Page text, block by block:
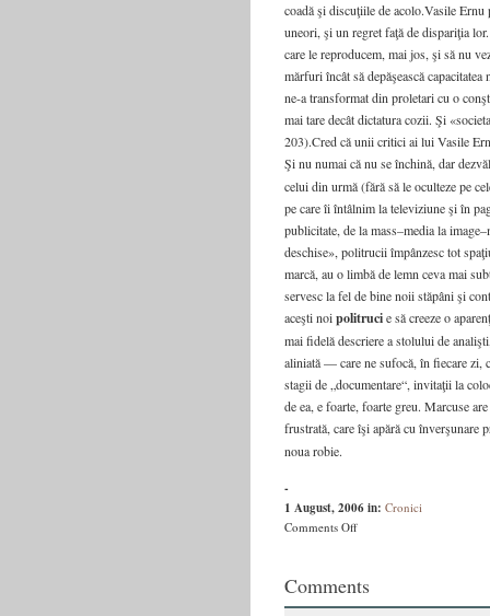
coadă şi discuţiile de acolo.Vasile
uneori, şi un regret faţă de dispariţia
care le reproducem, mai jos, şi să nu
mărfuri încât să depăşească
ne-a transformat din proletari cu o
mai tare decât dictatura cozii. Şi
203).Cred că unii critici ai lui Vasile
Şi nu numai că nu se închină, dar
celui din urmă (fără să le oculteze pe
pe care îi întâlnim la televiziune şi în
publicitate, de la mass–media la
deschise», politrucii împânzesc tot
marcă, au o limbă de lemn ceva mai
servesc la fel de bine noii stăpâni şi
aceşti noipolitrucie să creeze o
mai fidelă descriere a stolului de
aliniată — care ne sufocă, în fiecare zi,
stagii de „documentare“, invitaţii la
de ea, e foarte, foarte greu. Marcuse
frustrată, care îşi apără cu înverşunare
noua robie.
-
1 August, 2006in: Cronici
Comments Offon
a
unui
Comments